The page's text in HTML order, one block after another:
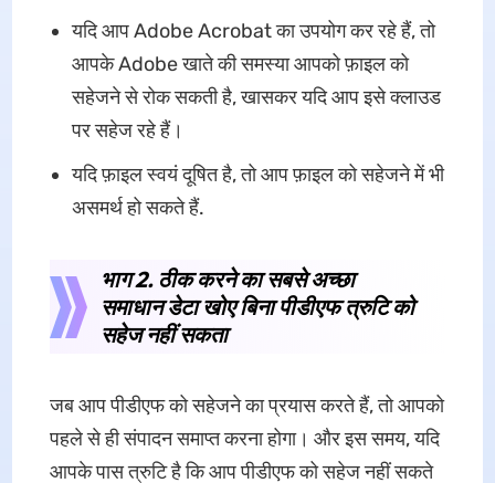
यदि आप Adobe Acrobat का उपयोग कर रहे हैं, तो
आपके Adobe खाते की समस्या आपको फ़ाइल को
सहेजने से रोक सकती है, खासकर यदि आप इसे क्लाउड
पर सहेज रहे हैं।
यदि फ़ाइल स्वयं दूषित है, तो आप फ़ाइल को सहेजने में भी
असमर्थ हो सकते हैं.
भाग 2. ठीक करने का सबसे अच्छा
समाधान डेटा खोए बिना पीडीएफ त्रुटि को
सहेज नहीं सकता
जब आप पीडीएफ को सहेजने का प्रयास करते हैं, तो आपको
पहले से ही संपादन समाप्त करना होगा। और इस समय, यदि
आपके पास त्रुटि है कि आप पीडीएफ को सहेज नहीं सकते